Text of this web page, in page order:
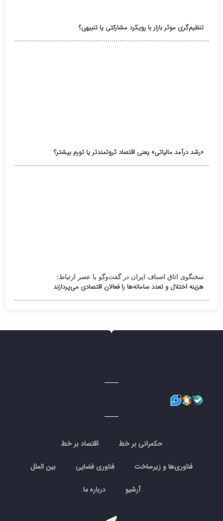
تنظیم‌گری موثر بازار با رویکرد مشارکتی یا تنبیهی؟
«رشد درآمد مالیاتی» یعنی اقتصاد ثروتمندتر یا تورم بیشتر؟
سخنگوی اتاق اصناف ایران در گفت‌وگو با عصر ارتباط:
هزینه اختلال و تعدد سامانه‌ها را فعالان اقتصادی می‌پردازند
حکمرانی بر خط اقتصاد بر خط
فناوری‌ها و زیرساخت فناوری فضایی بین الملل
آرشیو درباره ما